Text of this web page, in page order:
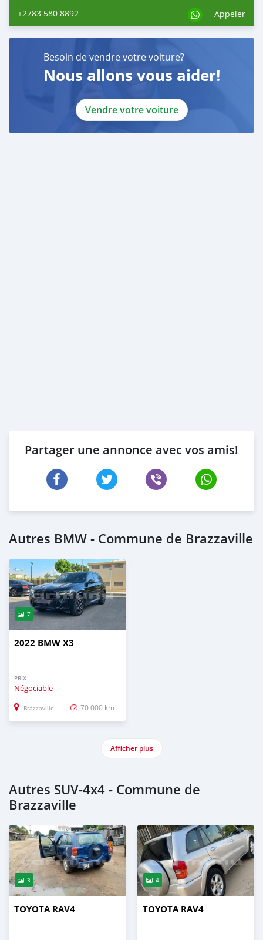
+2783 580 8892 Appeler
Besoin de vendre votre voiture?
Nous allons vous aider!
Vendre votre voiture
Partager une annonce avec vos amis!
Autres BMW - Commune de Brazzaville
7
2022 BMW X3
PRIX
Négociable
Brazzaville 70 000 km
Afficher plus
Autres SUV‒4x4 - Commune de
Brazzaville
3
TOYOTA RAV4
4
TOYOTA RAV4